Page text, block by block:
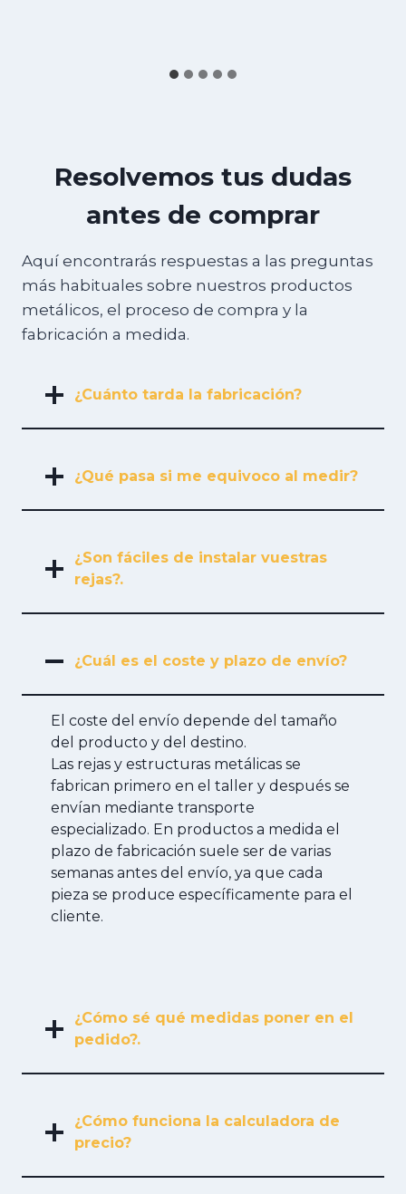
Resolvemos tus dudas
antes de comprar
Aquí encontrarás respuestas a las preguntas
más habituales sobre nuestros productos
metálicos, el proceso de compra y la
fabricación a medida.
¿Cuánto tarda la fabricación?
¿Qué pasa si me equivoco al medir?
¿Son fáciles de instalar vuestras
rejas?.
¿Cuál es el coste y plazo de envío?
El coste del envío depende del tamaño
del producto y del destino.
Las rejas y estructuras metálicas se
fabrican primero en el taller y después se
envían mediante transporte
especializado. En productos a medida el
plazo de fabricación suele ser de varias
semanas antes del envío, ya que cada
pieza se produce específicamente para el
cliente.
¿Cómo sé qué medidas poner en el
pedido?.
¿Cómo funciona la calculadora de
precio?